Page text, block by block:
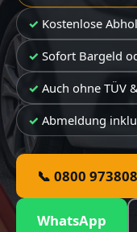
Kostenlose
Sofort Bargeld
Auch ohne TÜV
Abmeldung
📞 0800
WhatsApp